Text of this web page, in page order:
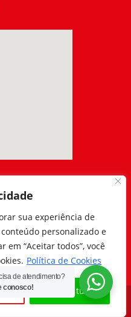
sua experiência de
personalizado e
em “Aceitar todos”, você
Política de Cookies
Aceitar tudo
de atendimento?
conosco!